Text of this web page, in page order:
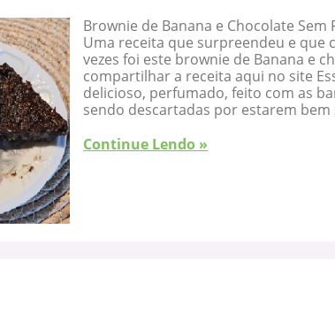
Brownie de Banana e Chocolate Sem
Uma receita que surpreendeu e que
vezes foi este brownie de Banana e
compartilhar a receita aqui no site
delicioso, perfumado, feito com as
sendo descartadas por estarem
Continue Lendo »